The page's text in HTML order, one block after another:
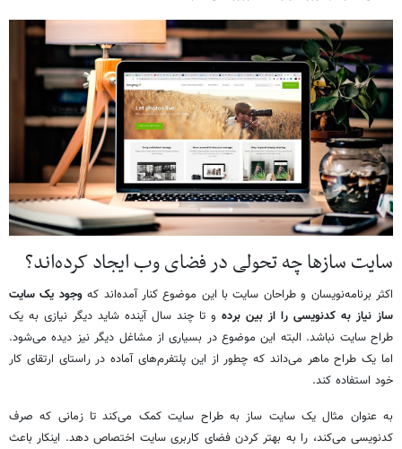
سایت سازها چه تحولی در فضای وب ایجاد کرده‌اند؟
اکثر برنامه‌نویسان و طراحان سایت با این موضوع کنار آمده‌اند کهوجود یک سایت
ساز نیاز به کدنویسی را از بین برده و تا چند سال آینده شاید دیگر نیازی به یک
طراح سایت نباشد. البته این موضوع در بسیاری از مشاغل دیگر نیز دیده می‌شود.
اما یک طراح ماهر می‌داند که چطور از این پلتفرم‌های آماده در راستای ارتقای کار
خود استفاده کند.
به عنوان مثال یک سایت ساز به طراح سایت کمک می‌کند تا زمانی که صرف
کدنویسی می‌کند، را به بهتر کردن فضای کاربری سایت اختصاص دهد. اینکار باعث